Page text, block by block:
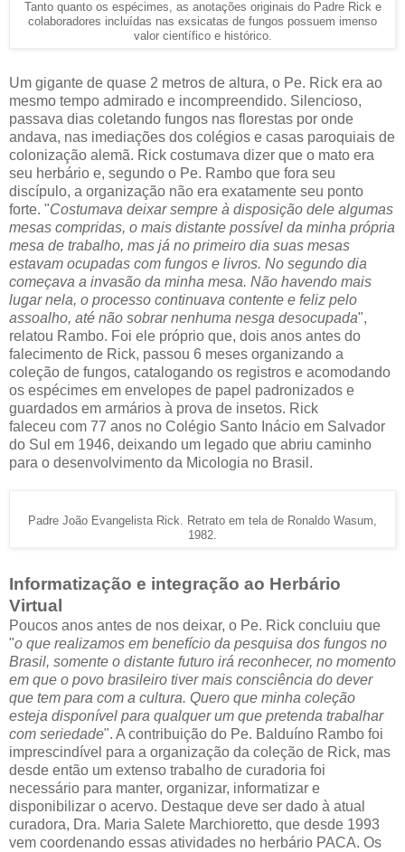
Tanto quanto os espécimes, as anotações originais do Padre Rick e
colaboradores incluídas nas exsicatas de fungos possuem imenso
valor científico e histórico.
Um gigante de quase 2 metros de altura, o Pe. Rick era ao
mesmo tempo admirado e incompreendido. Silencioso,
passava dias coletando fungos nas florestas por onde
andava, nas imediações dos colégios e casas paroquiais de
colonização alemã. Rick costumava dizer que o mato era
seu herbário e, segundo o Pe. Rambo que fora seu
discípulo, a organização não era exatamente seu ponto
forte. "Costumava deixar sempre à disposição dele algumas
mesas compridas, o mais distante possível da minha própria
mesa de trabalho, mas já no primeiro dia suas mesas
estavam ocupadas com fungos e livros. No segundo dia
começava a invasão da minha mesa. Não havendo mais
lugar nela, o processo continuava contente e feliz pelo
assoalho, até não sobrar nenhuma nesga desocupada",
relatou Rambo. Foi ele próprio que, dois anos antes do
falecimento de Rick, passou 6 meses organizando a
coleção de fungos, catalogando os registros e acomodando
os espécimes em envelopes de papel padronizados e
guardados em armários à prova de insetos. Rick
faleceu com 77 anos no Colégio Santo Inácio em Salvador
do Sul em 1946, deixando um legado que abriu caminho
para o desenvolvimento da Micologia no Brasil.
Padre João Evangelista Rick. Retrato em tela de Ronaldo Wasum,
1982.
Informatização e integração ao Herbário
Virtual
Poucos anos antes de nos deixar, o Pe. Rick concluiu que
"o que realizamos em benefício da pesquisa dos fungos no
Brasil, somente o distante futuro irá reconhecer, no momento
em que o povo brasileiro tiver mais consciência do dever
que tem para com a cultura. Quero que minha coleção
esteja disponível para qualquer um que pretenda trabalhar
com seriedade". A contribuição do Pe. Balduíno Rambo foi
imprescindível para a organização da coleção de Rick, mas
desde então um extenso trabalho de curadoria foi
necessário para manter, organizar, informatizar e
disponibilizar o acervo. Destaque deve ser dado à atual
curadora, Dra. Maria Salete Marchioretto, que desde 1993
vem coordenando essas atividades no herbário PACA. Os